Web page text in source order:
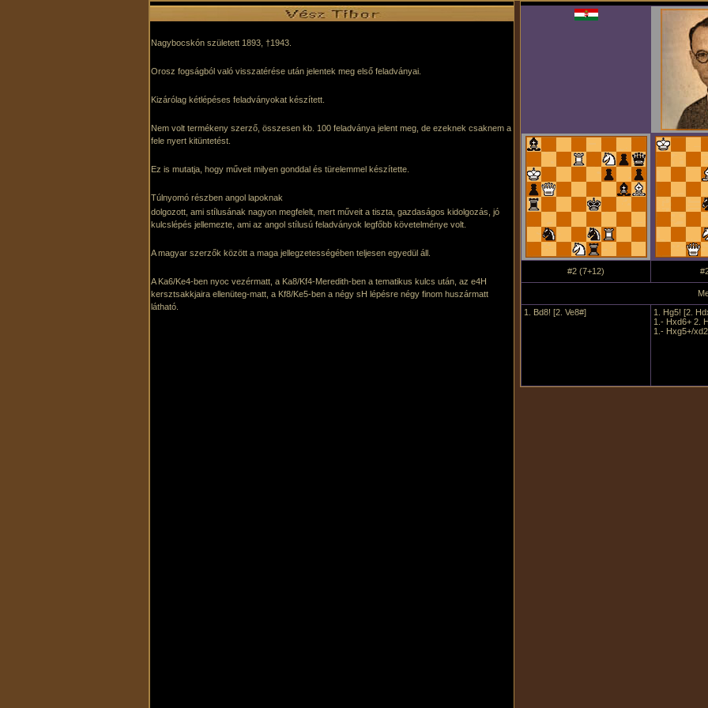
#2 (7+12)
1. Bd8! [2. Ve8#]
1. Hg5! [2.
1.- Hxd6+ 2.
1.- Hxg5+/
Nagybocskón született 1893, †1943.
Orosz fogságból való visszatérése után jelentek meg első feladványai.
Kizárólag kétlépéses feladványokat készített.
Nem volt termékeny szerző, összesen kb. 100 feladványa jelent meg, de ezeknek csaknem a
fele nyert kitüntetést.
Ez is mutatja, hogy műveit milyen gonddal és türelemmel készítette.
Túlnyomó részben angol lapoknak
dolgozott, ami stílusának nagyon megfelelt, mert műveit a tiszta, gazdaságos kidolgozás, jó
kulcslépés jellemezte, ami az angol stílusú feladványok legfőbb követelménye volt.
A magyar szerzők között a maga jellegzetességében teljesen egyedül áll.
A Ka6/Ke4-ben nyoc vezérmatt, a Ka8/Kf4-Meredith-ben a tematikus kulcs után, az e4H
kersztsakkjaira ellenüteg-matt, a Kf8/Ke5-ben a négy sH lépésre négy finom huszármatt
látható.